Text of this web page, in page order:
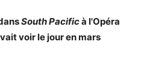
South Pacificà l'Opéra
voir le jour en mars